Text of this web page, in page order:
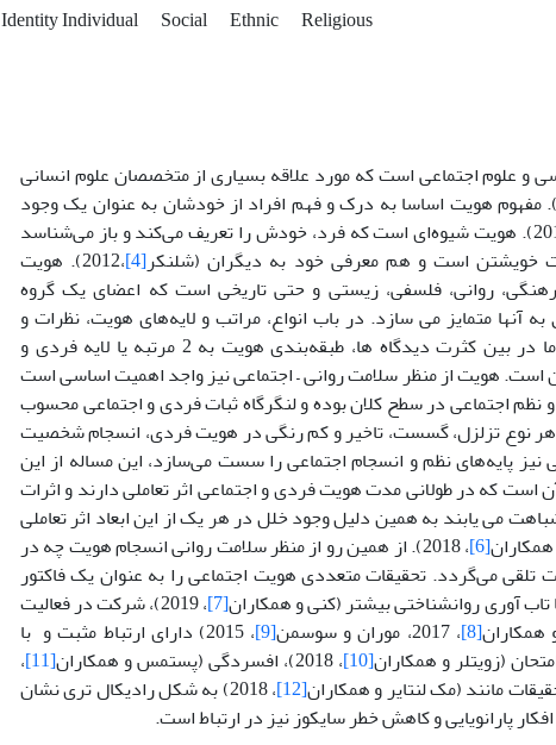
Identity Individual Social Ethnic
Religious
و علوم اجتماعی است که مورد علاقه بسیاری از متخصصان علوم انسانی
2011). مفهوم هویت اساسا به درک و فهم افراد از خودشان به عنوان یک وجود
،2010). هویت شیوه‌ای است که فرد، خودش را تعریف می‌کند و باز می‌شناسد
[4]
،2012). هویت
روانی، فلسفی، زیستی و حتی تاریخی است که اعضای یک گروه
به آنها متمایز می سازد. در باب انواع، مراتب و لایه‌های هویت، نظرات و
دیدگاه های عدیده‌ای ابراز شده است. اما در بین کثرت دیدگاه ها، طبقه‌بندی هویت به 2 مرتبه یا لایه فردی و
است. هویت از منظر سلامت روانی – اجتماعی نیز واجد اهمیت اساسی است
اجتماعی در سطح کلان بوده و لنگرگاه ثبات فردی و اجتماعی محسوب
هر نوع تزلزل، گسست، تاخیر و کم رنگی در هویت فردی، انسجام شخصیت
نیز پایه‌های نظم و انسجام اجتماعی را سست می‌سازد، این مساله از این
است که در طولانی مدت هویت فردی و اجتماعی اثر تعاملی دارند و اثرات
می یابند به همین دلیل وجود خلل در هر یک از این ابعاد اثر تعاملی
[6]
، 2018). از همین رو از منظر سلامت روانی انسجام هویت چه در
می‌گردد. تحقیقات متعددی هویت اجتماعی را به عنوان یک فاکتور
آوری روانشناختی بیشتر (کنی و همکاران[7]
، 2019)، شرکت در فعالیت
همکاران[8] ، 2017، موران و سوسمن [9]
، 2015) دارای ارتباط مثبت و با
(زویتلر و همکاران[10] ، 2018)، افسردگی (پستمس و همکاران [11]
،
[12]
، 2018) به شکل رادیکال تری نشان
پارانویایی و کاهش خطر سایکوز نیز در ارتباط است.